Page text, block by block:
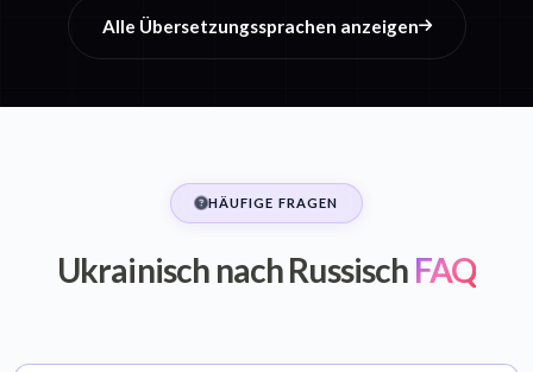
Alle Übersetzungssprachen anzeigen
HÄUFIGE FRAGEN
Ukrainisch nach Russisch FAQ